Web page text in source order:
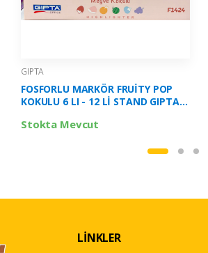
GIPTA
FOSFORLU MARKÖR FRUİTY POP
KOKULU 6 LI - 12 Lİ STAND GIPTA -
Stokta Mevcut
LİNKLER